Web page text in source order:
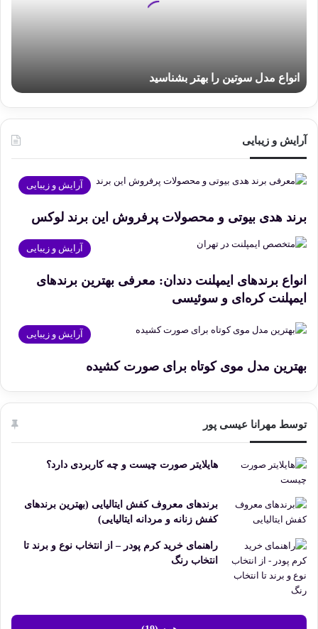
انواع مدل سوتین را بهتر بشناسید
آرایش و زیبایی
آرایش و زیبایی
برند هدی بیوتی و محصولات پرفروش این برند لوکس
آرایش و زیبایی
انواع برندهای ایمپلنت دندان: معرفی بهترین برندهای
ایمپلنت کره‌ای و سوئیسی
آرایش و زیبایی
بهترین مدل موی کوتاه برای صورت کشیده
توسط مهرانا عیسی پور
هایلایتر صورت چیست و چه کاربردی دارد؟
برندهای معروف کفش ایتالیایی (بهترین برندهای
کفش زنانه و مردانه ایتالیایی)
راهنمای خرید کرم پودر – از انتخاب نوع و برند تا
انتخاب رنگ